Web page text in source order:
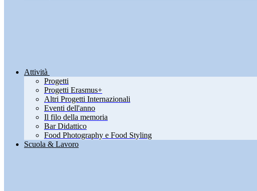
Attività
Progetti
Progetti Erasmus+
Altri Progetti Internazionali
Eventi dell'anno
Il filo della memoria
Bar Didattico
Food Photography e Food Styling
Scuola & Lavoro